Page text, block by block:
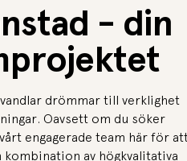
- din
drömmar till verklighet
Oavsett om du söker
engagerade team här för att
kombination av högkvalitativa